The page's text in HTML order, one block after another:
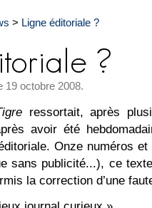
> Ligne éditoriale ?
19 octobre 2008.
ressortait, après
avoir été
Onze numéros
sans publicité...), ce
la correction d’une